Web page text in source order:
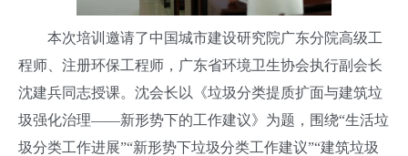
本次培训邀请了中国城市建设研究院广东分院高级工
程师、注册环保工程师，广东省环境卫生协会执行副会长
沈建兵同志授课。沈会长以《垃圾分类提质扩面与建筑垃
圾强化治理——新形势下的工作建议》为题，围绕“生活垃
圾分类工作进展”“新形势下垃圾分类工作建议”“建筑垃圾